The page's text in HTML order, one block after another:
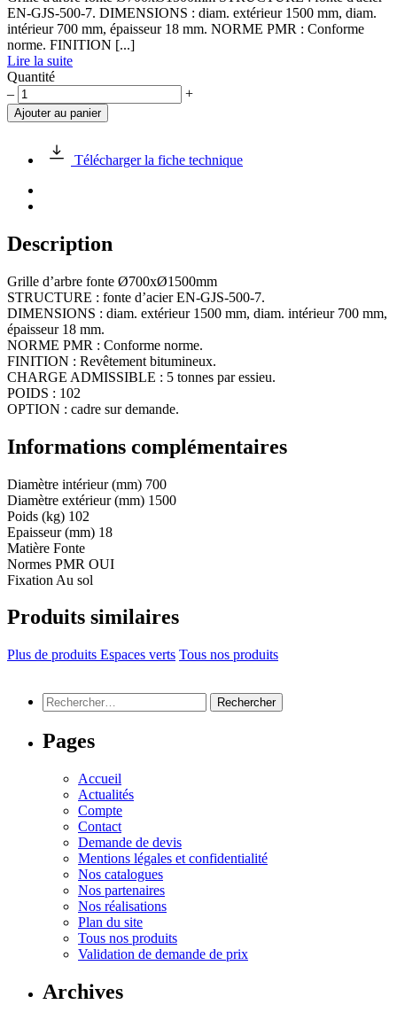
EN-GJS-500-7. DIMENSIONS : diam. extérieur 1500 mm, diam.
intérieur 700 mm, épaisseur 18 mm. NORME PMR : Conforme
norme. FINITION [...]
Lire la suite
Quantité
quantité
de
Grille
fonte
Ø700xØ1500mm
– +
Ajouter au panier
Télécharger la fiche technique
Description
Grille d’arbre fonte Ø700xØ1500mm
STRUCTURE : fonte d’acier EN-GJS-500-7.
DIMENSIONS : diam. extérieur 1500 mm, diam. intérieur 700 mm,
épaisseur 18 mm.
NORME PMR : Conforme norme.
FINITION : Revêtement bitumineux.
CHARGE ADMISSIBLE : 5 tonnes par essieu.
POIDS : 102
OPTION : cadre sur demande.
Informations complémentaires
Diamètre intérieur (mm) 700
Diamètre extérieur (mm) 1500
Poids (kg) 102
Epaisseur (mm) 18
Matière Fonte
Normes PMR OUI
Fixation Au sol
Produits similaires
Plus de produits Espaces verts Tous nos produits
Rechercher :
Pages
Accueil
Actualités
Compte
Contact
Demande de devis
Mentions légales et confidentialité
Nos catalogues
Nos partenaires
Nos réalisations
Plan du site
Tous nos produits
Validation de demande de prix
Archives